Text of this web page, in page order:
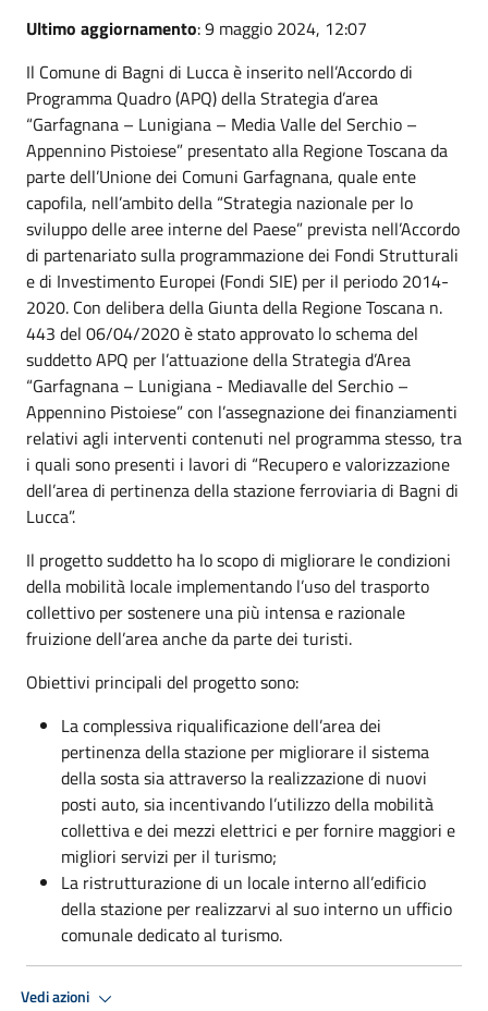
Ultimo aggiornamento: 9 maggio 2024, 12:07
Il Comune di Bagni di Lucca è inserito nell’Accordo di
Programma Quadro (APQ) della Strategia d’area
“Garfagnana – Lunigiana – Media Valle del Serchio –
Appennino Pistoiese” presentato alla Regione Toscana da
parte dell’Unione dei Comuni Garfagnana, quale ente
capofila, nell’ambito della “Strategia nazionale per lo
sviluppo delle aree interne del Paese” prevista nell’Accordo
di partenariato sulla programmazione dei Fondi Strutturali
e di Investimento Europei (Fondi SIE) per il periodo 2014-
2020. Con delibera della Giunta della Regione Toscana n.
443 del 06/04/2020 è stato approvato lo schema del
suddetto APQ per l’attuazione della Strategia d’Area
“Garfagnana – Lunigiana - Mediavalle del Serchio –
Appennino Pistoiese” con l’assegnazione dei finanziamenti
relativi agli interventi contenuti nel programma stesso, tra
i quali sono presenti i lavori di “Recupero e valorizzazione
dell’area di pertinenza della stazione ferroviaria di Bagni di
Lucca”.
Il progetto suddetto ha lo scopo di migliorare le condizioni
della mobilità locale implementando l’uso del trasporto
collettivo per sostenere una più intensa e razionale
fruizione dell’area anche da parte dei turisti.
Obiettivi principali del progetto sono:
La complessiva riqualificazione dell’area dei
pertinenza della stazione per migliorare il sistema
della sosta sia attraverso la realizzazione di nuovi
posti auto, sia incentivando l’utilizzo della mobilità
collettiva e dei mezzi elettrici e per fornire maggiori e
migliori servizi per il turismo;
La ristrutturazione di un locale interno all’edificio
della stazione per realizzarvi al suo interno un ufficio
comunale dedicato al turismo.
Vedi azioni